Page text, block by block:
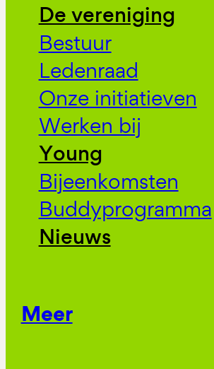
De vereniging
Bestuur
Ledenraad
Onze initiatieven
Werken bij
Young
Bijeenkomsten
Buddyprogramma
Nieuws
Meer